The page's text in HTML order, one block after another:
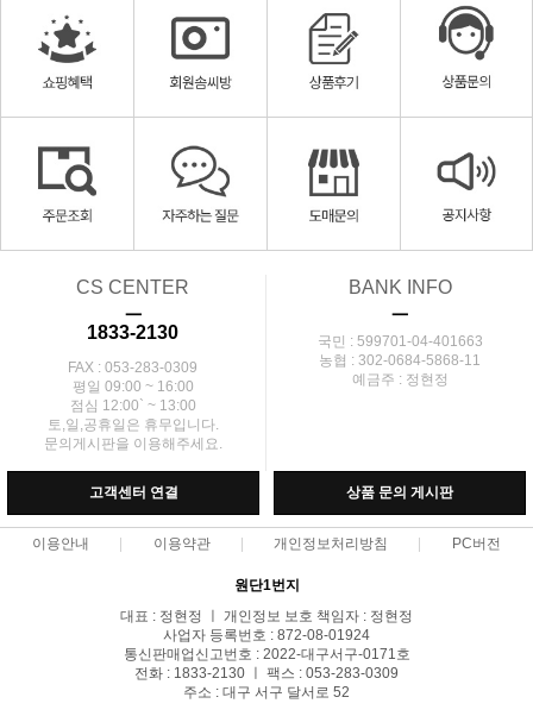
CS CENTER
ㅡ
1833-2130
FAX : 053-283-0309
평일 09:00 ~ 16:00
점심 12:00` ~ 13:00
토,일,공휴일은 휴무입니다.
문의게시판을 이용해주세요.
BANK INFO
ㅡ
국민 : 599701-04-401663
농협 : 302-0684-5868-11
예금주 : 정현정
고객센터 연결 상품 문의 게시판
이용안내 이용약관 개인정보처리방침 PC버전
원단1번지
대표 : 정현정 ㅣ 개인정보 보호 책임자 : 정현정
사업자 등록번호 : 872-08-01924
통신판매업신고번호 : 2022-대구서구-0171호
전화 : 1833-2130 ㅣ 팩스 : 053-283-0309
주소 : 대구 서구 달서로 52